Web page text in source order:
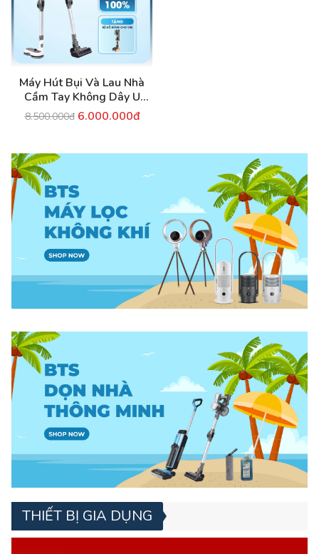
Máy Hút Bụi Và Lau Nhà
Cầm Tay Không Dây U
ULTTY V08
8.500.000đ 6.000.000đ
THIẾT BỊ GIA DỤNG